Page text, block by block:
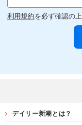
利用規約を必ず確認の
デイリー新潮とは？